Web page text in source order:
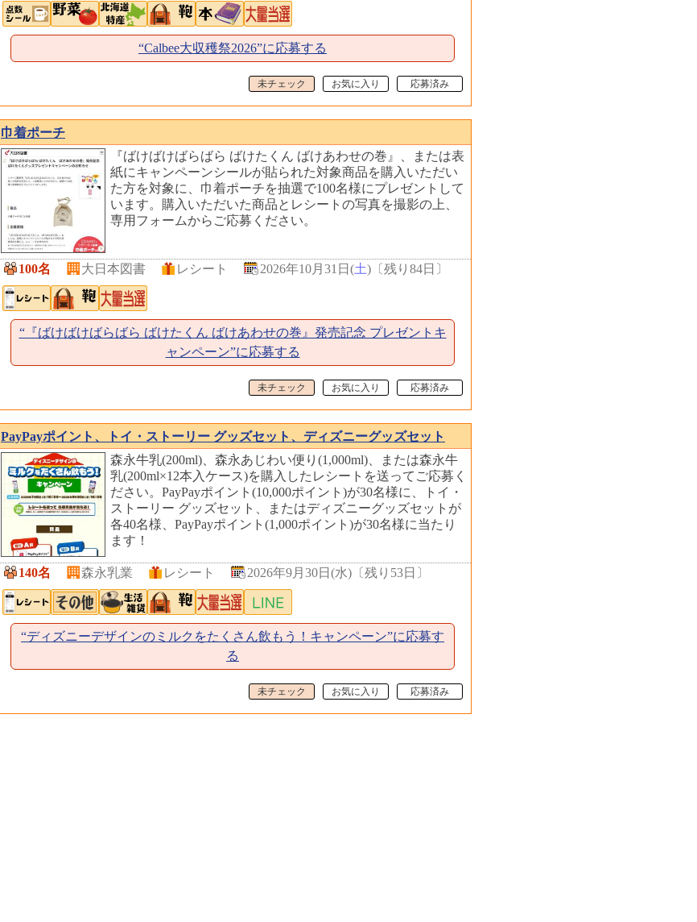
“Calbee大収穫祭2026”に応募する
未チェック お気に入り 応募済み
巾着ポーチ
『ばけばけばらばら ばけたくん ばけあわせの巻』、または表
紙にキャンペーンシールが貼られた対象商品を購入いただい
た方を対象に、巾着ポーチを抽選で100名様にプレゼントして
います。購入いただいた商品とレシートの写真を撮影の上、
専用フォームからご応募ください。
100名 大日本図書 レシート 2026年10月31日(土) 〔残り84日 〕
“『ばけばけばらばら ばけたくん ばけあわせの巻』発売記念 プレゼントキ
ャンペーン”に応募する
未チェック お気に入り 応募済み
PayPayポイント、トイ・ストーリー グッズセット、ディズニーグッズセット
森永牛乳(200ml)、森永あじわい便り(1,000ml)、または森永牛
乳(200ml×12本入ケース)を購入したレシートを送ってご応募く
ださい。PayPayポイント(10,000ポイント)が30名様に、トイ・
ストーリー グッズセット、またはディズニーグッズセットが
各40名様、PayPayポイント(1,000ポイント)が30名様に当たり
ます！
140名 森永乳業 レシート 2026年9月30日(水) 〔残り53日 〕
“ディズニーデザインのミルクをたくさん飲もう！キャンペーン”に応募す
る
未チェック お気に入り 応募済み